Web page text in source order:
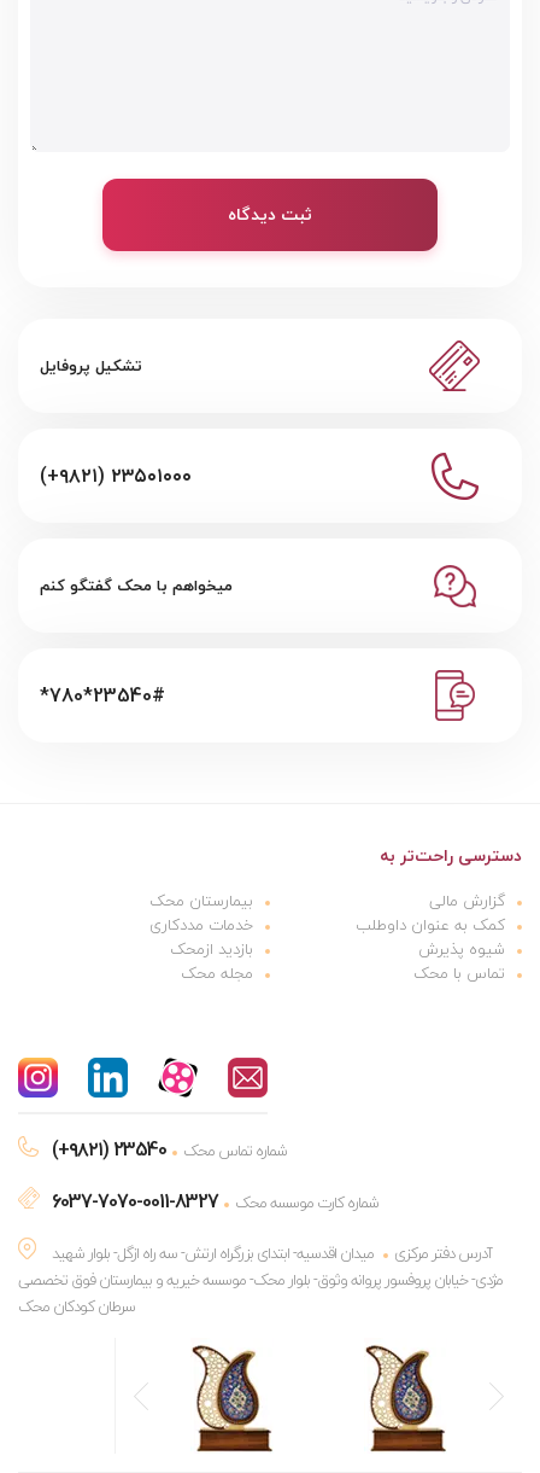
ثبت دیدگاه
تشکیل پروفایل
(+۹۸۲۱) ۲۳۵۰۱۰۰۰
میخواهم با محک گفتگو کنم
*780*23540#
دسترسی راحت‌تر به
گزارش مالی
بیمارستان محک
کمک به عنوان داوطلب
خدمات مددکاری
شیوه پذیرش
بازدید ازمحک
تماس با محک
مجله محک
(+۹۸۲۱) 23540 شماره تماس محک
6037-7070-0011-8327
شماره کارت موسسه محک
آدرس دفتر مرکزی
میدان اقدسیه- ابتدای بزرگراه ارتش- سه راه ازگل- بلوار شهید
مژدی- خیابان پروفسور پروانه وثوق- بلوار محک- موسسه خیریه و بیمارستان فوق تخصصی
سرطان کودکان محک